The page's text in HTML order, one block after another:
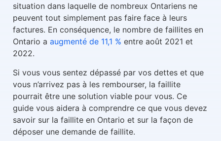
situation dans laquelle de nombreux Ontariens ne
peuvent tout simplement pas faire face à leurs
factures. En conséquence, le nombre de faillites en
Ontario a augmenté de 11,1 % entre août 2021 et
2022.
Si vous vous sentez dépassé par vos dettes et que
vous n’arrivez pas à les rembourser, la faillite
pourrait être une solution viable pour vous. Ce
guide vous aidera à comprendre ce que vous devez
savoir sur la faillite en Ontario et sur la façon de
déposer une demande de faillite.